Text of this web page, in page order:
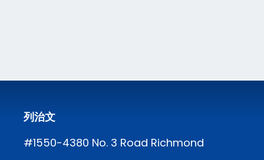
列治文
#1550-4380 No. 3 Road Richmond